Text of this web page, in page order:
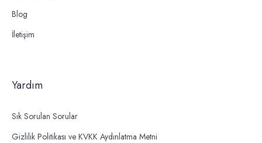
Blog
İletişim
Yardım
Sık Sorulan Sorular
Gizlilik Politikası ve KVKK Aydınlatma Metni